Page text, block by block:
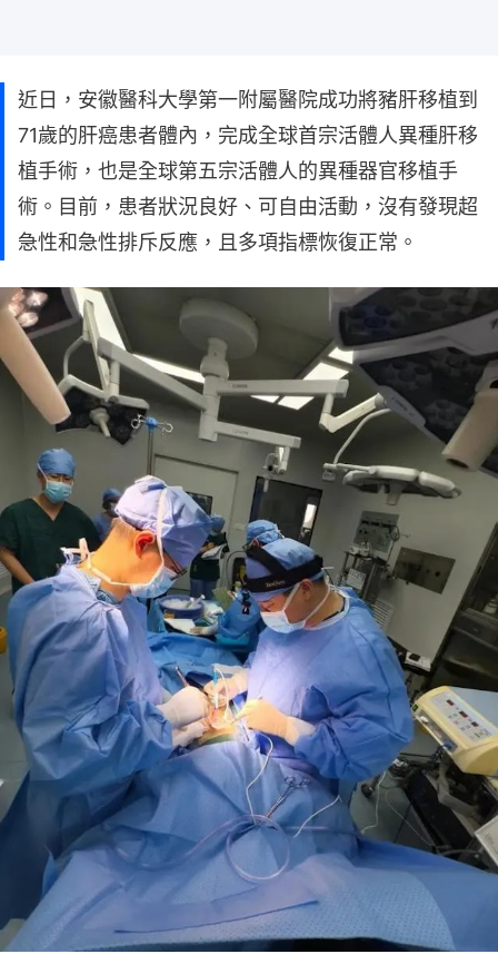
近日，安徽醫科大學第一附屬醫院成功將豬肝移植到
71歲的肝癌患者體內，完成全球首宗活體人異種肝移
植手術，也是全球第五宗活體人的異種器官移植手
術。目前，患者狀況良好、可自由活動，沒有發現超
急性和急性排斥反應，且多項指標恢復正常。